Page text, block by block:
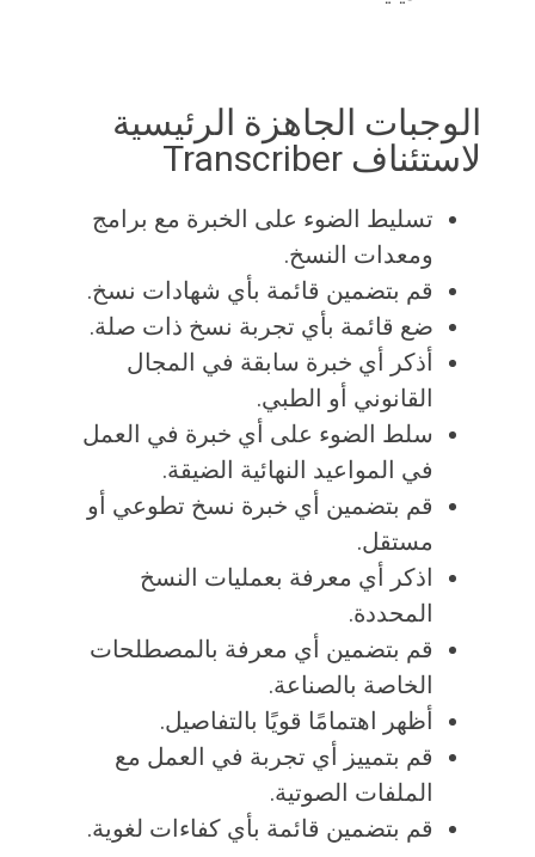
الوجبات الجاهزة الرئيسية
لاستئناف Transcriber
تسليط الضوء على الخبرة مع برامج
ومعدات النسخ.
قم بتضمين قائمة بأي شهادات نسخ.
ضع قائمة بأي تجربة نسخ ذات صلة.
أذكر أي خبرة سابقة في المجال
القانوني أو الطبي.
سلط الضوء على أي خبرة في العمل
في المواعيد النهائية الضيقة.
قم بتضمين أي خبرة نسخ تطوعي أو
مستقل.
اذكر أي معرفة بعمليات النسخ
المحددة.
قم بتضمين أي معرفة بالمصطلحات
الخاصة بالصناعة.
أظهر اهتمامًا قويًا بالتفاصيل.
قم بتمييز أي تجربة في العمل مع
الملفات الصوتية.
قم بتضمين قائمة بأي كفاءات لغوية.